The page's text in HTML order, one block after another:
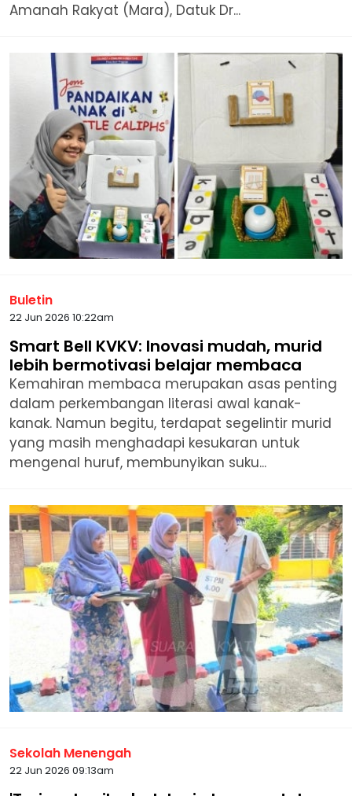
Amanah Rakyat (Mara), Datuk Dr...
Buletin
22 Jun 2026 10:22am
Smart Bell KVKV: Inovasi mudah, murid
lebih bermotivasi belajar membaca
Kemahiran membaca merupakan asas penting
dalam perkembangan literasi awal kanak-
kanak. Namun begitu, terdapat segelintir murid
yang masih menghadapi kesukaran untuk
mengenal huruf, membunyikan suku...
Sekolah Menengah
22 Jun 2026 09:13am